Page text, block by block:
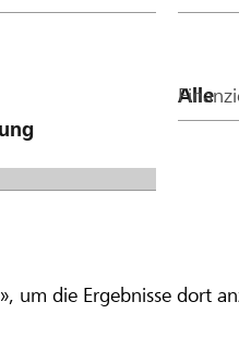
», um die Ergebnisse dort